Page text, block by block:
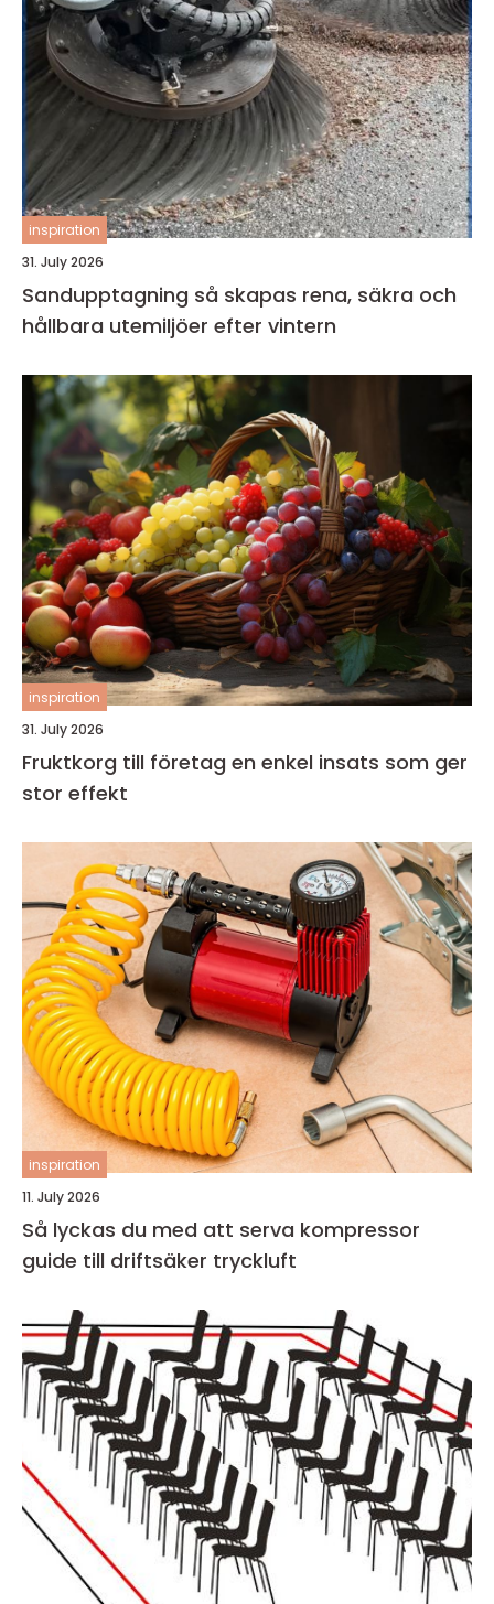
inspiration
31. July 2026
Sandupptagning så skapas rena, säkra och
hållbara utemiljöer efter vintern
inspiration
31. July 2026
Fruktkorg till företag en enkel insats som ger
stor effekt
inspiration
11. July 2026
Så lyckas du med att serva kompressor
guide till driftsäker tryckluft